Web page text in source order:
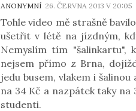
ANONYMNÍ 26. ČERVNA 2013 V 20:05
Tohle video mě strašně
ušetřit v létě na jízdným,
Nemyslím tím
nejsem přímo z Brna,
jedu busem, vlakem i
na 34 Kč a nazpátek taky
studenti.